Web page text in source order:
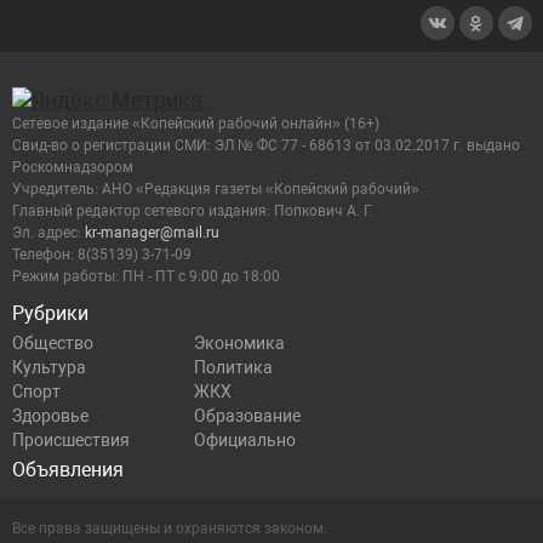
Рубрики
Общество
Экономика
Культура
Политика
Спорт
ЖКХ
Здоровье
Образование
Происшествия
Официально
Объявления
Сетевое издание «Копейский рабочий онлайн» (16+)
Cвид-во о регистрации СМИ: ЭЛ № ФС 77 - 68613 от 03.02.2017 г. выдано
Роскомнадзором
Учредитель: АНО «Редакция газеты «Копейский рабочий»
Главный редактор сетевого издания: Попкович А. Г.
Эл. адрес: kr-manager@mail.ru
Телефон: 8(35139) 3-71-09
Режим работы: ПН - ПТ с 9:00 до 18:00
Все права защищены и охраняются законом.